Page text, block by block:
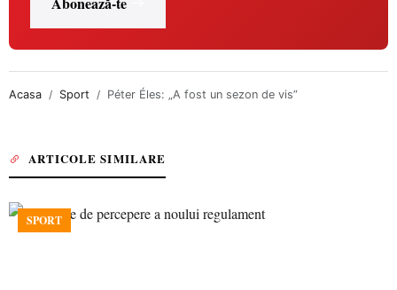
Acasa Sport Péter Éles: „A fost un sezon de vis”
ARTICOLE SIMILARE
SPORT